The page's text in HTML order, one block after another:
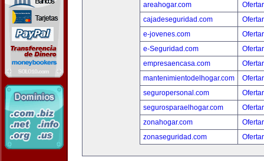
areahogar.com
cajadeseguridad.com
e-jovenes.com
e-Seguridad.com
empresaencasa.com
mantenimientodelhogar.com
seguropersonal.com
segurosparaelhogar.com
zonahogar.com
zonaseguridad.com